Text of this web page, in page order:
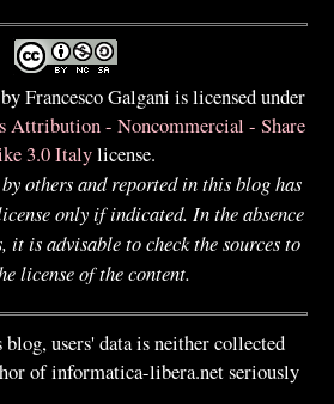
Francesco Galgani is licensed under
Attribution - Noncommercial - Share
3.0 Italylicense.
others and reported in this blog has
only if indicated. In the absence
is advisable to check the sources to
license of the content.
users' data is neither collected
of informatica-libera.net seriously